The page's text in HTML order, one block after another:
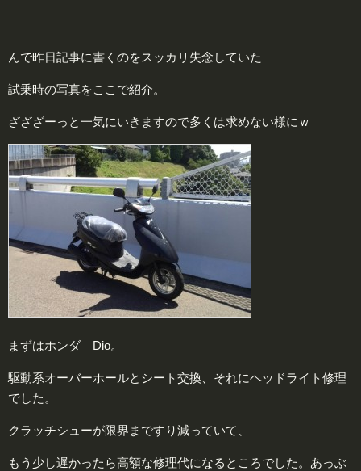
んで昨日記事に書くのをスッカリ失念していた
試乗時の写真をここで紹介。
ざざざーっと一気にいきますので多くは求めない様にｗ
まずはホンダ Dio。
駆動系オーバーホールとシート交換、それにヘッドライト修理
でした。
クラッチシューが限界まですり減っていて、
もう少し遅かったら高額な修理代になるところでした。あっぶ